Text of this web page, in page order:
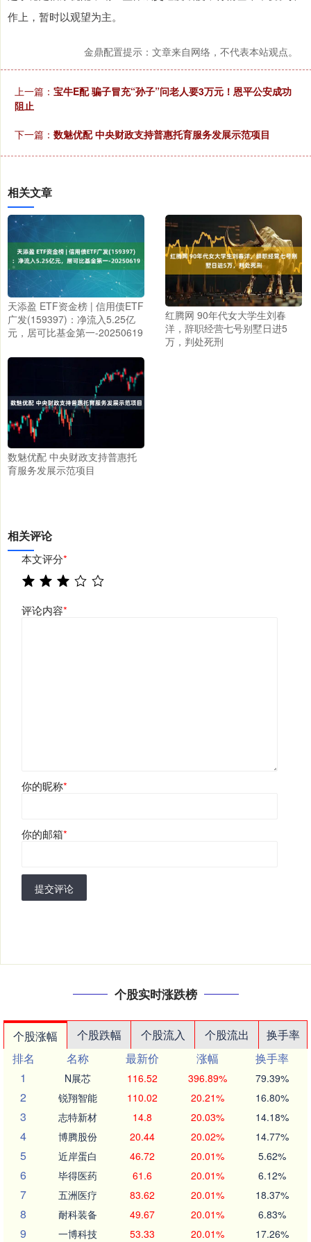
作上，暂时以观望为主。
金鼎配置提示：文章来自网络，不代表本站观点。
上一篇： 宝牛E配 骗子冒充“孙子”问老人要3万元！恩平公安成功
阻止
下一篇： 数魅优配 中央财政支持普惠托育服务发展示范项目
相关文章
天添盈 ETF资金榜 | 信用债ETF
广发(159397)：净流入5.25亿
元，居可比基金第一-20250619
红腾网 90年代女大学生刘春
洋，辞职经营七号别墅日进5
万，判处死刑
数魅优配 中央财政支持普惠托
育服务发展示范项目
相关评论
本文评分*
评论内容*
你的昵称*
你的邮箱*
提交评论
个股实时涨跌榜
个股涨幅 个股跌幅 个股流入 个股流出
换手率
排名
名称 最新价 涨幅
换手率
1
N展芯 116.52 396.89% 79.39%
2 锐翔智能 110.02 20.21% 16.80%
3 志特新材 14.8 20.03% 14.18%
4 博腾股份 20.44 20.02% 14.77%
5 近岸蛋白 46.72 20.01% 5.62%
6 毕得医药 61.6 20.01% 6.12%
7 五洲医疗 83.62 20.01% 18.37%
8 耐科装备 49.67 20.01% 6.83%
9 一博科技 53.33 20.01% 17.26%